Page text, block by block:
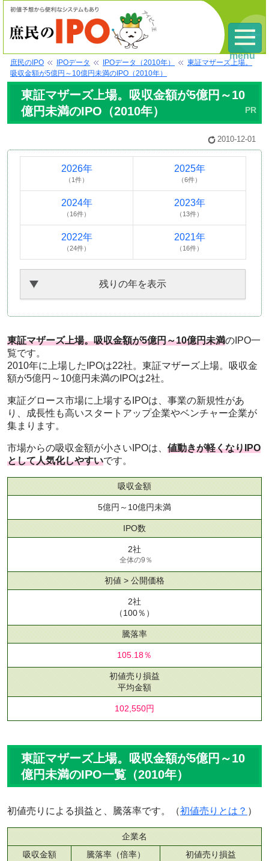
庶民のIPO IPOデータ IPOデータ（2010年）
東証マザーズ上場。
吸収金額が5億円～10億円未満のIPO（2010年）
東証マザーズ上場。吸収金額が5億円～10
億円未満のIPO（2010年）
2010-12-01
2026年
（1件）
2025年
（6件）
2024年
（16件）
2023年
（13件）
2022年
（24件）
2021年
（16件）
残りの年を表示
東証マザーズ上場。吸収金額が5億円～10億円未満のIPO一
覧です。
2010年に上場したIPOは22社。東証マザーズ上場。吸収金
額が5億円～10億円未満のIPOは2社。
東証グロース市場に上場するIPOは、事業の新規性があ
り、成長性も高いスタートアップ企業やベンチャー企業が
集まります。
市場からの吸収金額が小さいIPOは、 値動きが軽くなりIPO
として人気化しやすいです。
吸収金額
5億円～10億円未満
IPO数
2社
全体の9％
初値 > 公開価格
2社
（100％）
騰落率
105.18％
初値売り損益
平均金額
102,550円
東証マザーズ上場。吸収金額が5億円～10
億円未満のIPO一覧（2010年）
初値売りによる損益と、騰落率です。（初値売りとは？ ）
企業名
吸収金額
騰落率（倍率）
初値売り損益
menu